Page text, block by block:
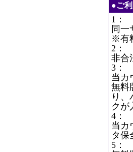
●ご
1：
同一
※有
2：
非合
3：
当カ
無料
り
クが
4：
当カ
タ保
5：